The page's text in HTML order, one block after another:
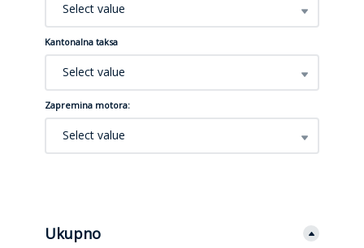
Select value
Kantonalna taksa
Select value
Zapremina motora:
Select value
Ukupno